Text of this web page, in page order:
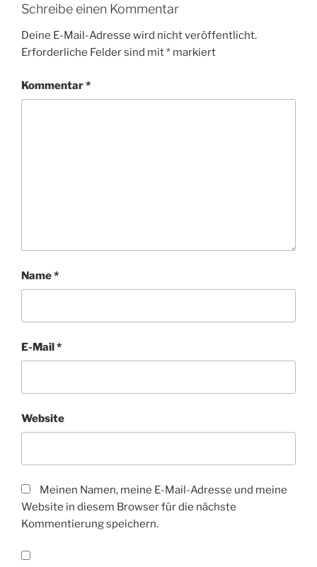
O
I
E
Schreibe einen Kommentar
Deine E-Mail-Adresse wird nicht veröffentlicht.
Erforderliche Felder sind mit* markiert
Kommentar*
Name*
E-Mail*
Website
Meinen Namen, meine E-Mail-Adresse und meine
Website in diesem Browser für die nächste
Kommentierung speichern.